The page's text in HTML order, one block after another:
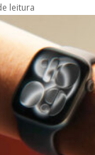
leitura